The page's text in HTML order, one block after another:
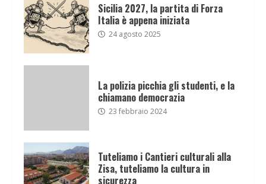
Sicilia 2027, la partita di Forza
Italia è appena iniziata
24 agosto 2025
La polizia picchia gli studenti, e la
chiamano democrazia
23 febbraio 2024
Tuteliamo i Cantieri culturali alla
Zisa, tuteliamo la cultura in
sicurezza